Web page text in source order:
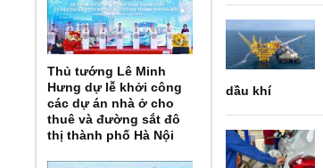
Thủ tướng Lê Minh
Hưng dự lễ khởi công
các dự án nhà ở cho
thuê và đường sắt đô
thị thành phố Hà Nội
dầu khí